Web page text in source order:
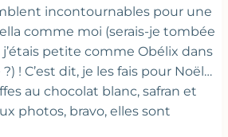
incontournables pour une
comme moi (serais-je tombée
petite comme Obélix dans
! C’est dit, je les fais pour Noël…
au chocolat blanc, safran et
photos, bravo, elles sont